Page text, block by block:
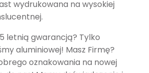
wydrukowana na wysokiej
letnią gwarancją? Tylko
aluminiowej! Masz Firmę?
oznakowania na nowej